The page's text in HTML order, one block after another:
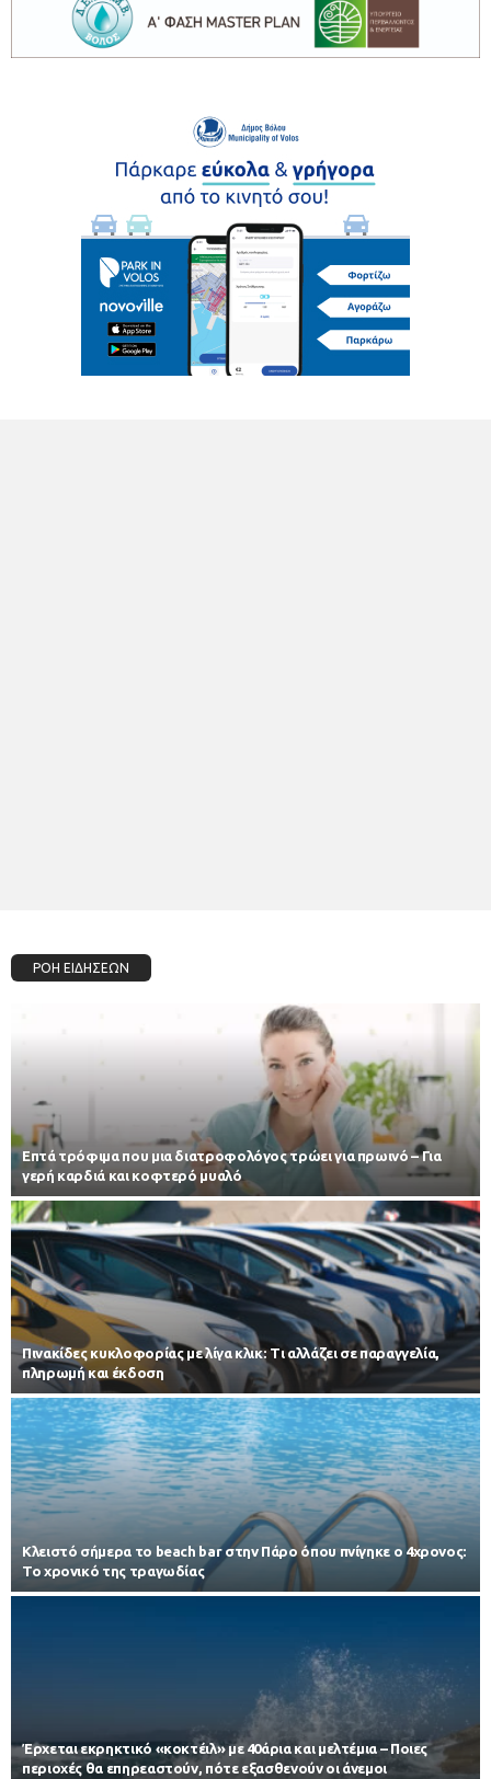
ΡΟΗ ΕΙΔΗΣΕΩΝ
Επτά τρόφιμα που μια διατροφολόγος τρώει για πρωινό – Για
γερή καρδιά και κοφτερό μυαλό
Πινακίδες κυκλοφορίας με λίγα κλικ: Τι αλλάζει σε παραγγελία,
πληρωμή και έκδοση
Κλειστό σήμερα το beach bar στην Πάρο όπου πνίγηκε ο 4χρονος:
Το χρονικό της τραγωδίας
Έρχεται εκρηκτικό «κοκτέιλ» με 40άρια και μελτέμια – Ποιες
περιοχές θα επηρεαστούν, πότε εξασθενούν οι άνεμοι